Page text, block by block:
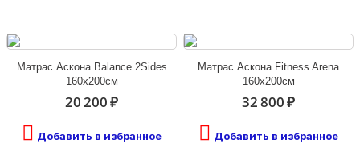
Матрас Аскона Balance 2Sides
160х200см
20 200 ₽
Добавить в избранное
Матрас Аскона Fitness Arena
160х200см
32 800 ₽
Добавить в избранное